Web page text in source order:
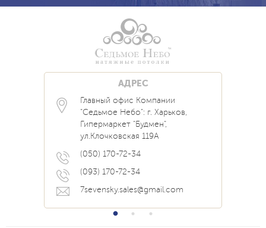
АДРЕС
Главный офис Компании
"Седьмое Небо": г. Харьков,
Гипермаркет "Будмен",
ул.Клочковская 119А
(050) 170-72-34
(093) 170-72-34
7sevensky.sales@gmail.com
Каталог
Услуги
Блог
Новости
Акции
Контакты